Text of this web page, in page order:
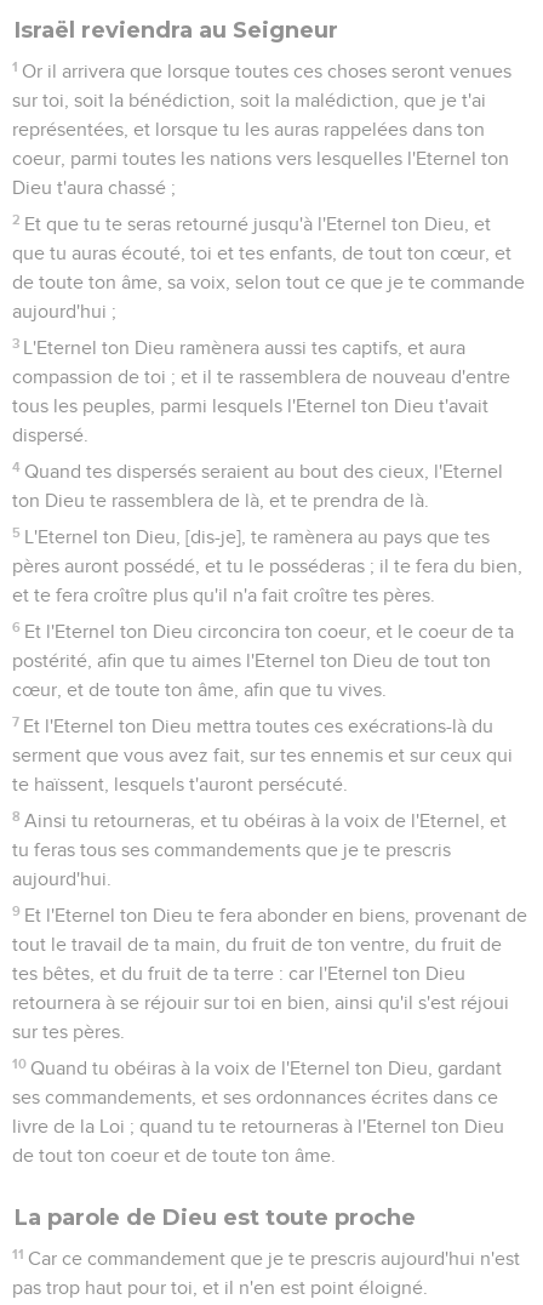
Israël reviendra au Seigneur
1 Or il arrivera que lorsque toutes ces choses seront venues
sur toi, soit la bénédiction, soit la malédiction, que je t'ai
représentées, et lorsque tu les auras rappelées dans ton
coeur, parmi toutes les nations vers lesquelles l'Eternel ton
Dieu t'aura chassé ;
2 Et que tu te seras retourné jusqu'à l'Eternel ton Dieu, et
que tu auras écouté, toi et tes enfants, de tout ton cœur, et
de toute ton âme, sa voix, selon tout ce que je te commande
aujourd'hui ;
3 L'Eternel ton Dieu ramènera aussi tes captifs, et aura
compassion de toi ; et il te rassemblera de nouveau d'entre
tous les peuples, parmi lesquels l'Eternel ton Dieu t'avait
dispersé.
4 Quand tes dispersés seraient au bout des cieux, l'Eternel
ton Dieu te rassemblera de là, et te prendra de là.
5 L'Eternel ton Dieu, [dis-je], te ramènera au pays que tes
pères auront possédé, et tu le posséderas ; il te fera du bien,
et te fera croître plus qu'il n'a fait croître tes pères.
6 Et l'Eternel ton Dieu circoncira ton coeur, et le coeur de ta
postérité, afin que tu aimes l'Eternel ton Dieu de tout ton
cœur, et de toute ton âme, afin que tu vives.
7 Et l'Eternel ton Dieu mettra toutes ces exécrations-là du
serment que vous avez fait, sur tes ennemis et sur ceux qui
te haïssent, lesquels t'auront persécuté.
8 Ainsi tu retourneras, et tu obéiras à la voix de l'Eternel, et
tu feras tous ses commandements que je te prescris
aujourd'hui.
9 Et l'Eternel ton Dieu te fera abonder en biens, provenant de
tout le travail de ta main, du fruit de ton ventre, du fruit de
tes bêtes, et du fruit de ta terre : car l'Eternel ton Dieu
retournera à se réjouir sur toi en bien, ainsi qu'il s'est réjoui
sur tes pères.
10 Quand tu obéiras à la voix de l'Eternel ton Dieu, gardant
ses commandements, et ses ordonnances écrites dans ce
livre de la Loi ; quand tu te retourneras à l'Eternel ton Dieu
de tout ton coeur et de toute ton âme.
La parole de Dieu est toute proche
11 Car ce commandement que je te prescris aujourd'hui n'est
pas trop haut pour toi, et il n'en est point éloigné.